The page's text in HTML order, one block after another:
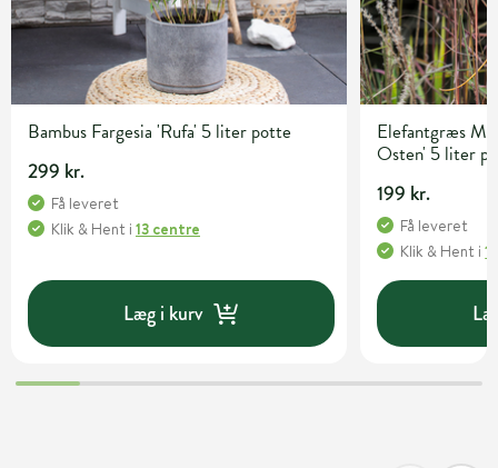
Bambus Fargesia 'Rufa' 5 liter potte
299 kr.
Få leveret
Klik & Hent i 13 centre
Læg i kurv
Elefantgræs
Osten' 5 liter
199 kr.
Få leveret
Klik & Hent i